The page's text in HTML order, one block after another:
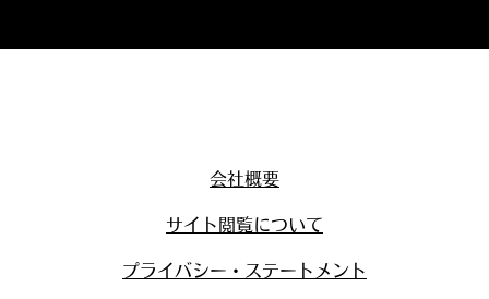
会社概要
サイト閲覧について
プライバシー・ステートメント